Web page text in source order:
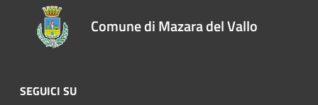
Comune di Mazara del Vallo
SEGUICI SU